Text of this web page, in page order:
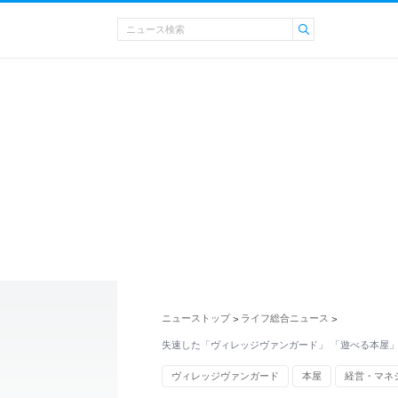
ニューストップ > ライフ総合ニュース >
失速した「ヴィレッジヴァンガード」 「遊べる本屋
ヴィレッジヴァンガード 本屋 経営・マネ